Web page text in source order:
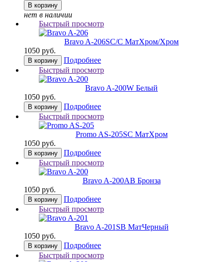
В корзину
нет в наличии
Быстрый просмотр
Bravo A-206SC/C МатХром/Хром
1050 руб.
В корзину
Подробнее
Быстрый просмотр
Bravo A-200W Белый
1050 руб.
В корзину
Подробнее
Быстрый просмотр
Promo AS-205SC МатХром
1050 руб.
В корзину
Подробнее
Быстрый просмотр
Bravo A-200AB Бронза
1050 руб.
В корзину
Подробнее
Быстрый просмотр
Bravo A-201 SB МатЧерный
1050 руб.
В корзину
Подробнее
Быстрый просмотр